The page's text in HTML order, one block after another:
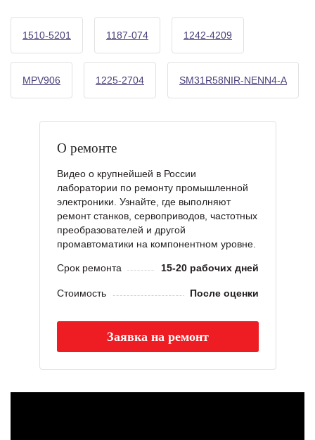
1510-5201 1187-074 1242-4209
MPV906 1225-2704 SM31R58NIR-NENN4-A
О ремонте
Видео о крупнейшей в России
лаборатории по ремонту промышленной
электроники. Узнайте, где выполняют
ремонт станков, сервоприводов, частотных
преобразователей и другой
промавтоматики на компонентном уровне.
Срок ремонта 15-20 рабочих дней
Стоимость После оценки
Заявка на ремонт